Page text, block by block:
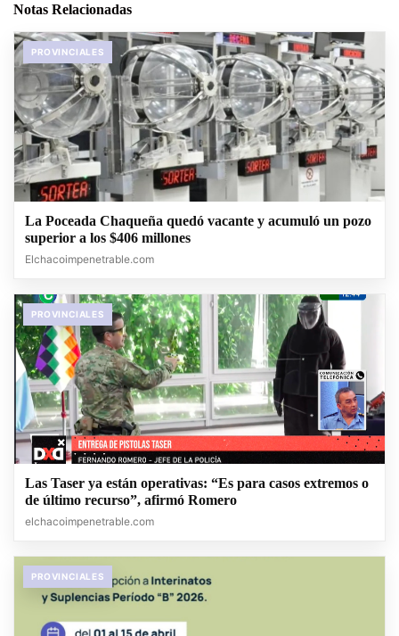
Notas Relacionadas
PROVINCIALES
La Poceada Chaqueña quedó vacante y acumuló un pozo
superior a los $406 millones
Elchacoimpenetrable.com
PROVINCIALES
Las Taser ya están operativas: “Es para casos extremos o
de último recurso”, afirmó Romero
elchacoimpenetrable.com
PROVINCIALES